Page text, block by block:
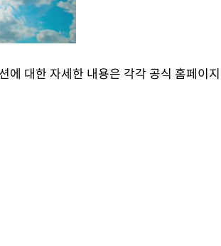
에 대한 자세한 내용은 각각 공식 홈페이지